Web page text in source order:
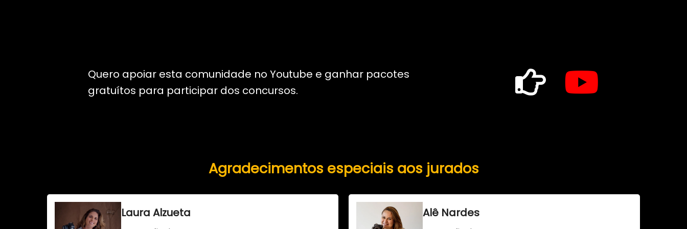
Quero apoiar esta comunidade no Youtube e ganhar pacotes
gratuítos para participar dos concursos.
Agradecimentos especiais aos jurados
Laura Alzueta Alê Nardes